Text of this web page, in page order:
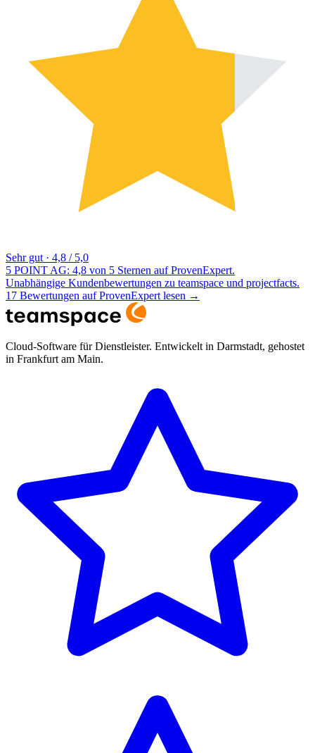
Sehr gut · 4,8 / 5,0
5 POINT AG: 4,8 von 5 Sternen auf ProvenExpert.
Unabhängige Kundenbewertungen zu teamspace und projectfacts.
17 Bewertungen auf ProvenExpert lesen →
Cloud-Software für Dienstleister. Entwickelt in Darmstadt, gehostet
in Frankfurt am Main.